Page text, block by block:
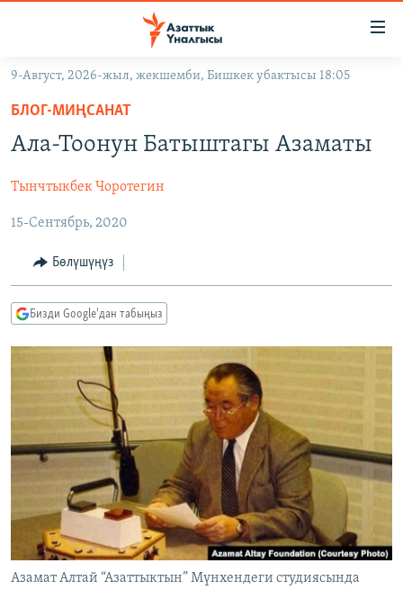
Навигацияга
өтүңүз
Издөөгө
салыңыз
САЯСАТ
ЭКОНОМИКА
МАДАНИЯТ
ДҮЙНӨ
БОРБОР АЗИЯ
УКРАИНА
АТАЙЫН ИЛИКТӨӨ
ТВ ПРОГРАММАЛАР
БҮГҮН АЗАТТЫКТА
ЭКСПЕРТТЕР ТАЛДАЙТ
БИЗ ЖАНА ДҮЙНӨ
ДАНИСТЕ
ЭЖЕ-СИҢДИЛЕР
АЗАТТЫК+
ЫҢГАЙСЫЗ СУРООЛОР
ПОДКАСТ
ӨЗГӨЧӨ ПИКИР
Русский
ОНЛАЙН ШЕРИНЕ
ЭЕ/АРнун бардык сайттары
9-Август, 2026-жыл, жекшемби, Бишкек убактысы 18:05
БЛОГ-МИҢСАНАТ
Ала-Тоонун Батыштагы Азаматы
Тынчтыкбек Чоротегин
15-Сентябрь, 2020
Бөлүшүңүз
Бизди Google'дан табыңыз
Азамат Алтай “Азаттыктын” Мүнхендеги студиясында